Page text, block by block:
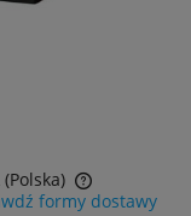
(Polska)
formy dostawy